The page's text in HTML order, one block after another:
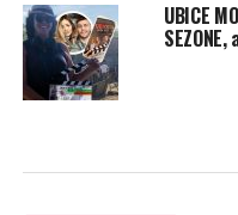
UBICE